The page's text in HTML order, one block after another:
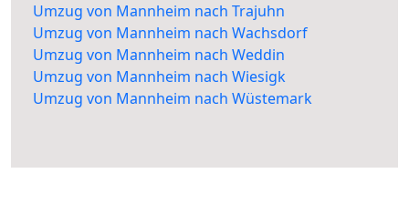
Umzug von Mannheim nach Trajuhn
Umzug von Mannheim nach Wachsdorf
Umzug von Mannheim nach Weddin
Umzug von Mannheim nach Wiesigk
Umzug von Mannheim nach Wüstemark